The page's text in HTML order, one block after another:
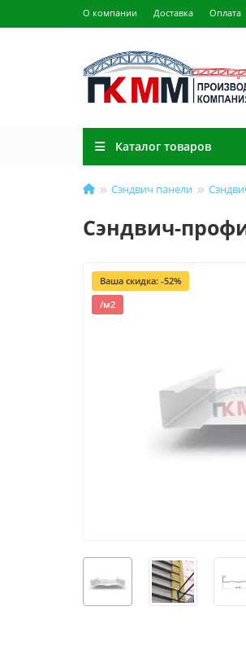
О компании Доставка Оплата
Каталог товаров
Сэндвич панели
Сэндвич-
Ваша скидка: -52%
/м2